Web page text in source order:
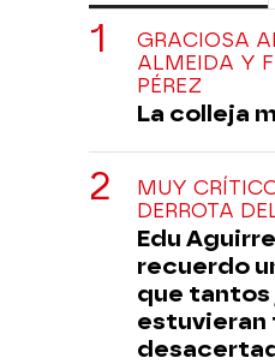
GRACIOSA
ALMEIDA Y
PÉREZ
La colleja
MUY
DERROTA
Edu
recuerdo
que
estuvieran